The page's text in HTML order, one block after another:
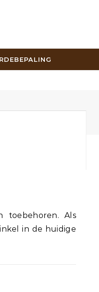
toebehoren. Als
in de huidige